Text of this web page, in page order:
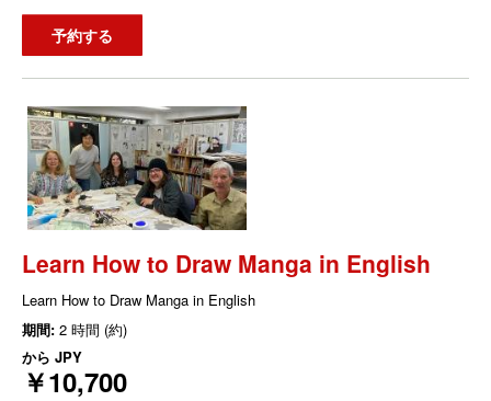
予約する
Learn How to Draw Manga in English
Learn How to Draw Manga in English
期間: 2 時間 (約)
から JPY
￥10,700